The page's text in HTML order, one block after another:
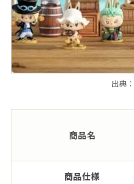
出典：
商品名
商品仕様